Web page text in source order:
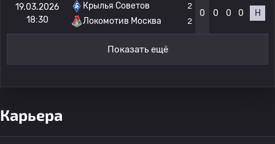
19.03.2026
18:30
Крылья Советов
Локомотив Москва
2
2
0 0 0 0 Н
Показать ещё
Карьера